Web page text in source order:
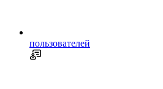
пользователей